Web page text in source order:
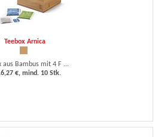
Teebox Arnica
aus Bambus mit 4 F ...
€, mind. 10 Stk.